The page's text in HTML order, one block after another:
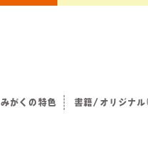
みがくの特色 書籍/オリジナル